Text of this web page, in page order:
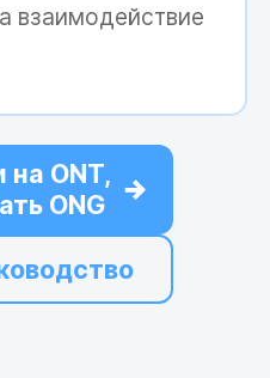
взаимодействие
на ONT,
ONG